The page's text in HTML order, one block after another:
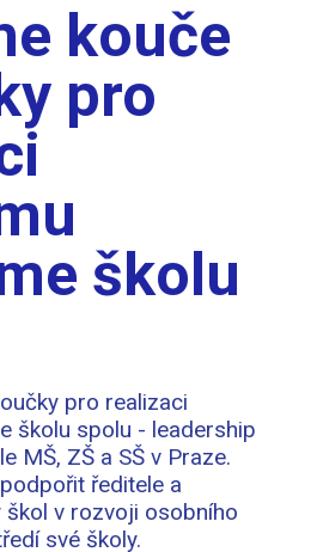
kouče
pro
školu
pro realizaci
školu spolu - leadership
MŠ, ZŠ a SŠ v Praze.
ředitele a
v rozvoji osobního
své školy.